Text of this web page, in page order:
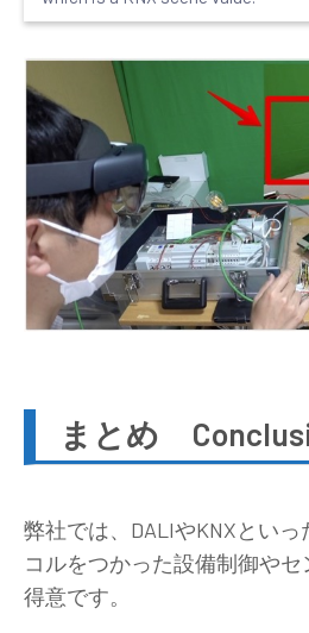
まとめ
弊社では、DALIやKNXとい
コルをつかった設備制御や
得意です。